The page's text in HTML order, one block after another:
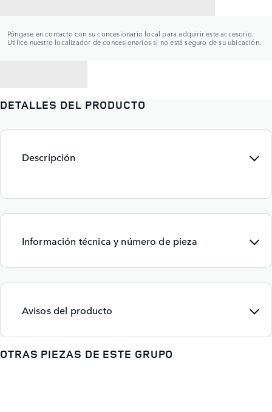
Póngase en contacto con su concesionario local para adquirir este accesorio.
Utilice nuestro localizador de concesionarios si no está seguro de su ubicación.
DETALLES DEL PRODUCTO
Descripción
Información técnica y número de pieza
Avisos del producto
OTRAS PIEZAS DE ESTE GRUPO